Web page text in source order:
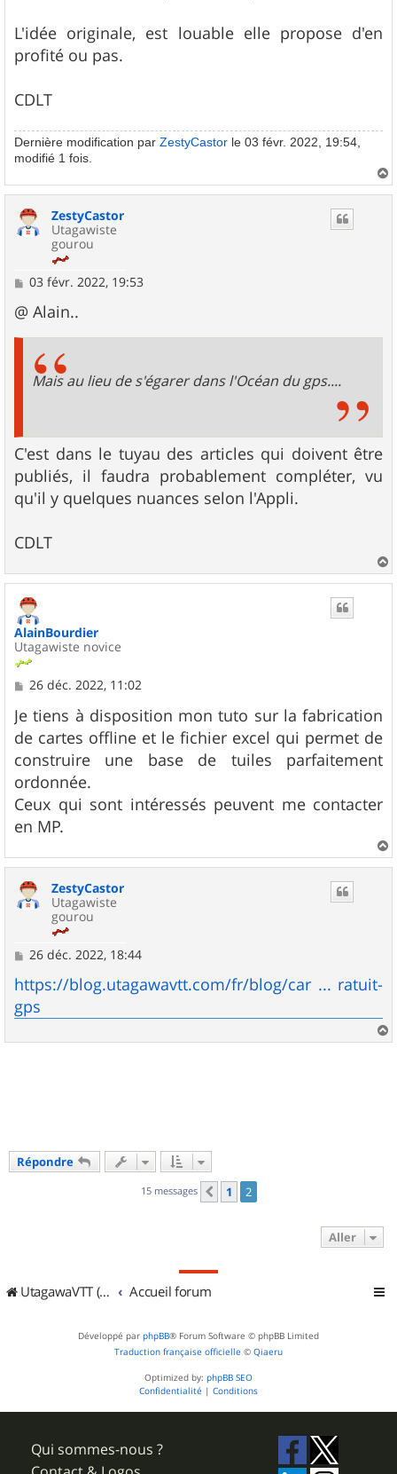
L'idée originale, est louable elle propose d'en
profité ou pas.
CDLT
Dernière modification par ZestyCastor le 03 févr. 2022, 19:54,
modifié 1 fois.
a
ZestyCastor
Utagawiste
gourou
M
s
s
a
03 févr. 2022, 19:53
@ Alain..
Mais au lieu de s'égarer dans l'Océan du gps....
C'est dans le tuyau des articles qui doivent être
publiés, il faudra probablement compléter, vu
qu'il y quelques nuances selon l'Appli.
CDLT
a
AlainBourdier
Utagawiste novice
M
s
s
a
g
e
26 déc. 2022, 11:02
Je tiens à disposition mon tuto sur la fabrication
de cartes offline et le fichier excel qui permet de
construire une base de tuiles parfaitement
ordonnée.
Ceux qui sont intéressés peuvent me contacter
en MP.
a
ZestyCastor
Utagawiste
gourou
M
s
s
a
g
26 déc. 2022, 18:44
https://blog.utagawavtt.com/fr/blog/car ... ratuit-
gps
a
Répondre
15 messages Précédent
1 2
Aller
UtagawaVTT (Randos VTT et VTTAE avec traces GPS) Accueil forum
Développé par phpBB® Forum Software © phpBB Limited
Traduction française officielle © Qiaeru
Optimized by: phpBB SEO
Confidentialité | Conditions
Qui sommes-nous ?